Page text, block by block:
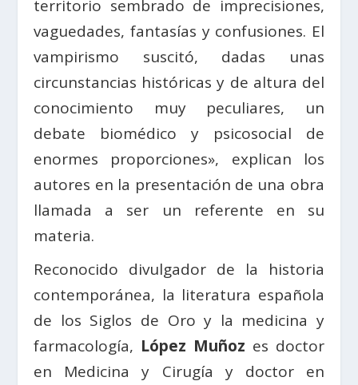
territorio sembrado de imprecisiones,
vaguedades, fantasías y confusiones. El
vampirismo suscitó, dadas unas
circunstancias históricas y de altura del
conocimiento muy peculiares, un
debate biomédico y psicosocial de
enormes proporciones», explican los
autores en la presentación de una obra
llamada a ser un referente en su
materia.
Reconocido divulgador de la historia
contemporánea, la literatura española
de los Siglos de Oro y la medicina y
farmacología, López Muñoz es doctor
en Medicina y Cirugía y doctor en